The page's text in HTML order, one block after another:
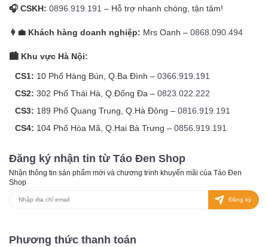
🎧 CSKH: 0896.919.191 – Hỗ trợ nhanh chóng, tận tâm!
👩‍💼 Khách hàng doanh nghiệp: Mrs Oanh – 0868.090.494
🏙️ Khu vực Hà Nội:
CS1: 10 Phố Hàng Bún, Q.Ba Đình – 0366.919.191
CS2: 302 Phố Thái Hà, Q.Đống Đa – 0823.022.222
CS3: 189 Phố Quang Trung, Q.Hà Đông – 0816.919.191
CS4: 104 Phố Hòa Mã, Q.Hai Bà Trưng – 0856.919.191
Đăng ký nhận tin từ Táo Đen Shop
Nhận thông tin sản phẩm mới và chương trình khuyến mãi của Táo Đen
Shop
Đăng ký
Phương thức thanh toán